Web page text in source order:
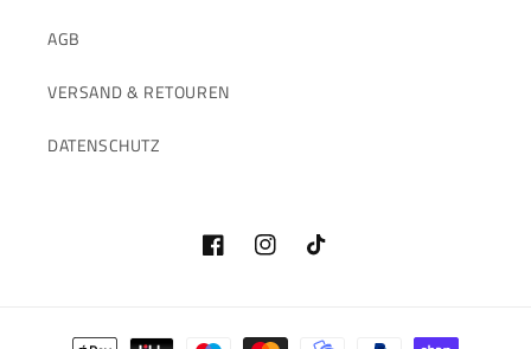
AGB
VERSAND & RETOUREN
DATENSCHUTZ
FacebookInstagramTikTok
Zahlungsmethoden